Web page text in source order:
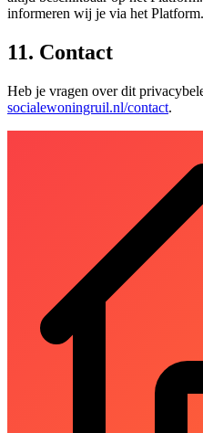
informeren wij je via het Platform.
11. Contact
Heb je vragen over dit
socialewoningruil.nl/contact.